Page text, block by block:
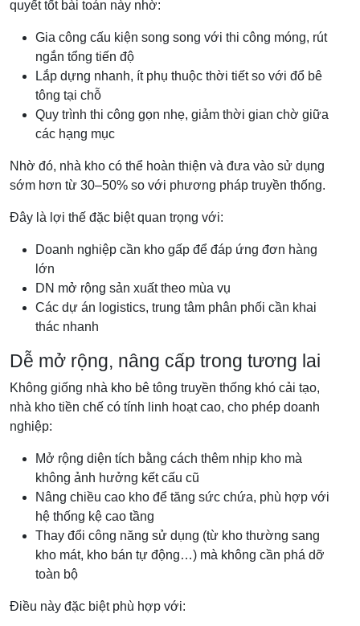
quyết tốt bài toán này nhờ:
Gia công cấu kiện song song với thi công móng, rút
ngắn tổng tiến độ
Lắp dựng nhanh, ít phụ thuộc thời tiết so với đổ bê
tông tại chỗ
Quy trình thi công gọn nhẹ, giảm thời gian chờ giữa
các hạng mục
Nhờ đó, nhà kho có thể hoàn thiện và đưa vào sử dụng
sớm hơn từ 30–50% so với phương pháp truyền thống.
Đây là lợi thế đặc biệt quan trọng với:
Doanh nghiệp cần kho gấp để đáp ứng đơn hàng
lớn
DN mở rộng sản xuất theo mùa vụ
Các dự án logistics, trung tâm phân phối cần khai
thác nhanh
Dễ mở rộng, nâng cấp trong tương lai
Không giống nhà kho bê tông truyền thống khó cải tạo,
nhà kho tiền chế có tính linh hoạt cao, cho phép doanh
nghiệp:
Mở rộng diện tích bằng cách thêm nhịp kho mà
không ảnh hưởng kết cấu cũ
Nâng chiều cao kho để tăng sức chứa, phù hợp với
hệ thống kệ cao tầng
Thay đổi công năng sử dụng (từ kho thường sang
kho mát, kho bán tự động…) mà không cần phá dỡ
toàn bộ
Điều này đặc biệt phù hợp với: